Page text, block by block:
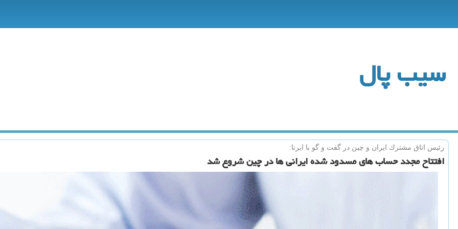
سیب پال
رئیس اتاق مشترك ایران و چین در گفت و گو با ایرنا:
افتتاح مجدد حساب های مسدود شده ایرانی ها در چین شروع شد